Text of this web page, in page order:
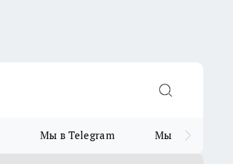
Мы в Telegram Мы в MAX